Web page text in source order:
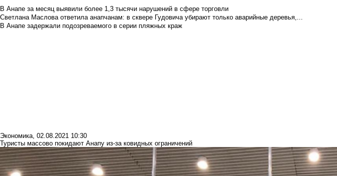
В Анапе за месяц выявили более 1,3 тысячи нарушений в сфере торговли
Светлана Маслова ответила анапчанам: в сквере Гудовича убирают только аварийные деревья,...
В Анапе задержали подозреваемого в серии пляжных краж
Экономика, 02.08.2021 10:30
Туристы массово покидают Анапу из-за ковидных ограничений